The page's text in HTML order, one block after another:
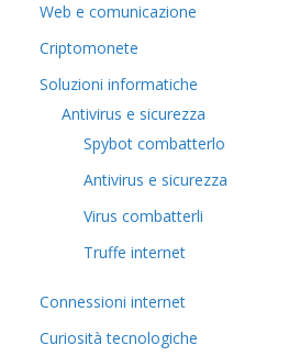
Web e comunicazione
Criptomonete
Soluzioni informatiche
Antivirus e sicurezza
Spybot combatterlo
Antivirus e sicurezza
Virus combatterli
Truffe internet
Connessioni internet
Curiosità tecnologiche